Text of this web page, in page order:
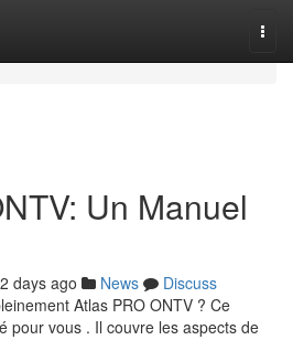
Un Manuel
days ago News
Discuss
Atlas PRO ONTV ? Ce
pour vous . Il couvre les aspects de